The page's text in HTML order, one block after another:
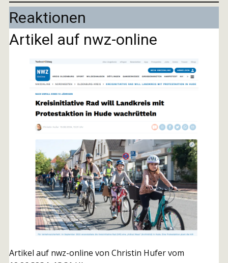
Reaktionen
Artikel auf nwz-online
Artikel auf nwz-online von Christin Hufer vom